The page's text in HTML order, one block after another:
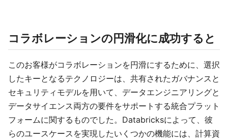
コラボレーションの円滑化に成功すると
このお客様がコラボレーションを円滑にするために、選択
したキーとなるテクノロジーは、共有されたガバナンスと
セキュリティモデルを用いて、データエンジニアリングと
データサイエンス両方の要件をサポートする統合プラット
フォームに関するものでした。Databricksによって、彼
らのユースケースを実現したいくつかの機能には、計算資